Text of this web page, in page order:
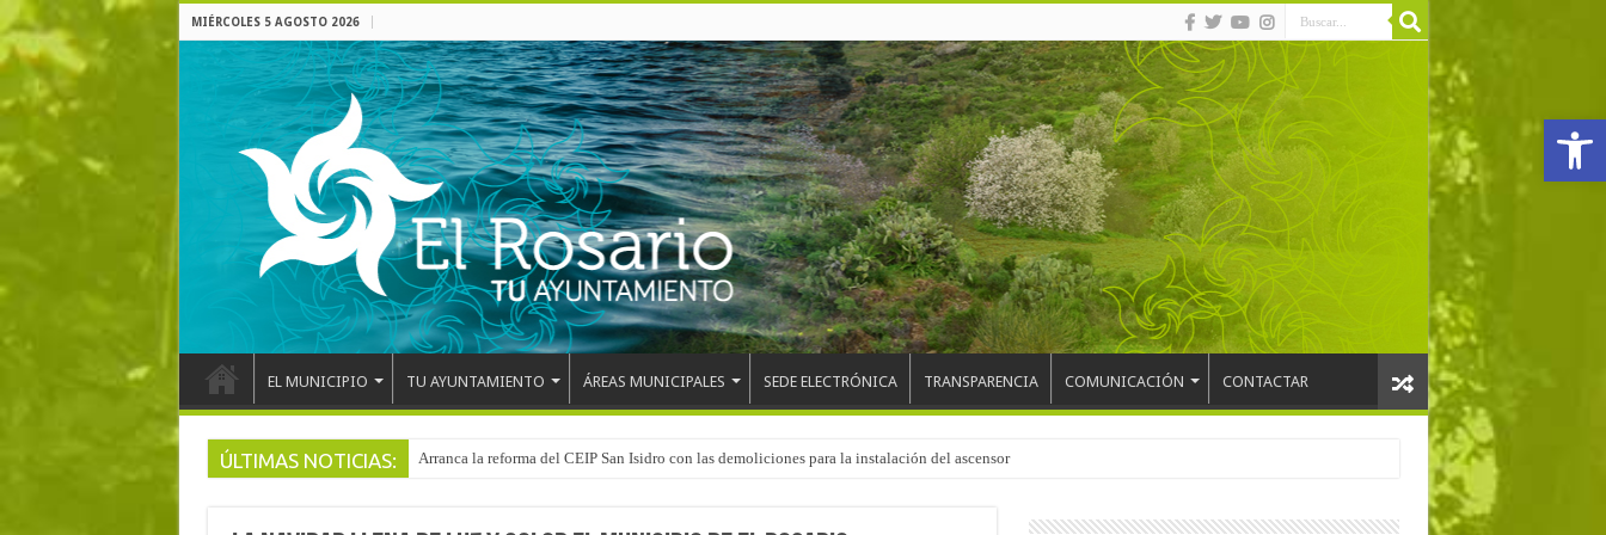
Abrir
MIÉRCOLES 5 AGOSTO 2026
EL MUNICIPIO TU AYUNTAMIENTO ÁREAS MUNICIPALES SEDE ELECTRÓNICA TRANSPARENCIA COMUNICACIÓN CONTACTAR
ÚLTIMAS NOTICIAS: Arranca la reforma del CEIP San Isidro con las demoliciones para la instalación del ascensor
El pentacampeón del mundo, Maikel Melero, en el Freestyle Zombies de La Esperanza